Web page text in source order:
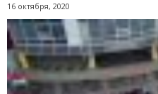
16 октября, 2020